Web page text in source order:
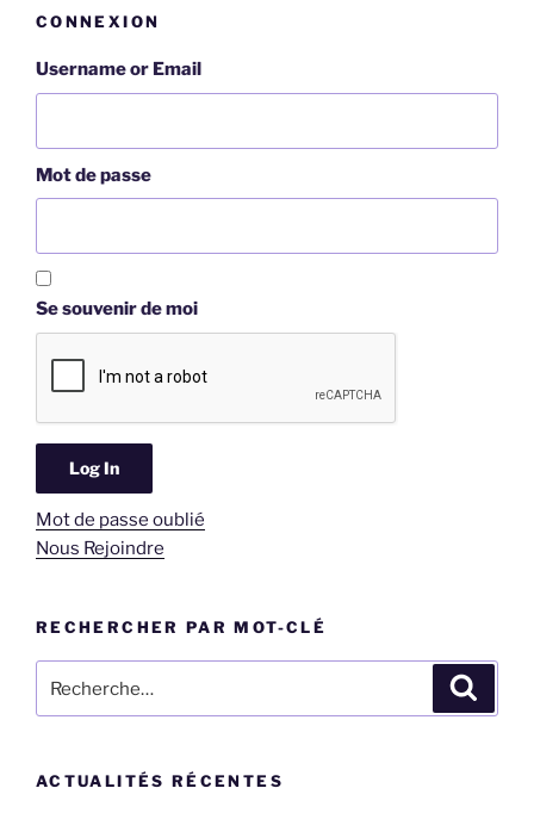
CONNEXION
Username or Email
Mot de passe
Se souvenir de moi
Mot de passe oublié
Nous Rejoindre
RECHERCHER PAR MOT-CLÉ
pour
ACTUALITÉS RÉCENTES